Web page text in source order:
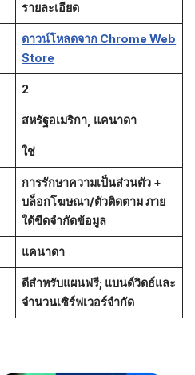
รายละเอียด
ดาวน์โหลดจาก Chrome Web
Store
2
สหรัฐอเมริกา, แคนาดา
ใช่
การรักษาความเป็นส่วนตัว +
บล็อกโฆษณา/ตัวติดตาม ภาย
ใต้ขีดจำกัดข้อมูล
แคนาดา
ดีสำหรับแผนฟรี; แบนด์วิดธ์และ
จำนวนเซิร์ฟเวอร์จำกัด